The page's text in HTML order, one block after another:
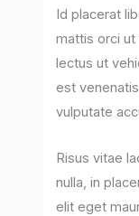
Id placerat
mattis orci
lectus ut
est
vulputate
Risus vitae
nulla, in
elit eget